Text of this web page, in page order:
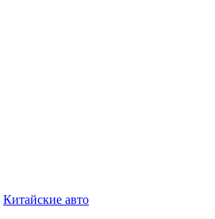
Китайские авто